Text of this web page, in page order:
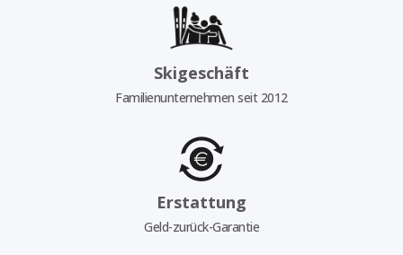
Skigeschäft
Familienunternehmen seit 2012
Erstattung
Geld-zurück-Garantie